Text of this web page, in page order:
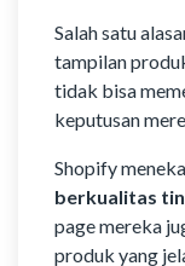
Salah satu
tampilan
tidak bisa
keputusan
Shopify
berkualitas
page mereka
produk yang